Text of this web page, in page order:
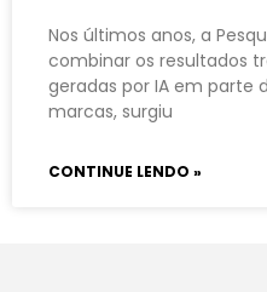
Nos últimos anos, a
combinar os resultados
geradas por IA em parte
marcas, surgiu
CONTINUE LENDO »